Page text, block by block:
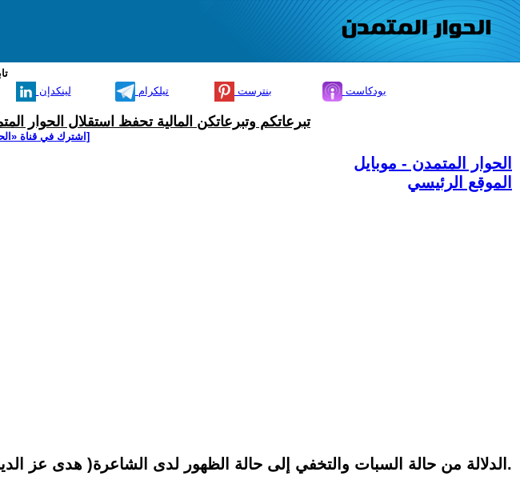
لينكدإن تيلكرام بنترست بودكاست
تبرعاتكم وتبرعاتكن المالية تحفظ استقلال الحوار
[اشترك في قناة
الحوار المتمدن - موبايل
الموقع الرئيسي
الدلالة من حالة السبات والتخفي إلى حالة الظهور لدى الشاعرة( هدى عز الدين)مصر في ديوانها (أحضان الوجع) بقلم الناقدة سهيلة حماد / تونس.